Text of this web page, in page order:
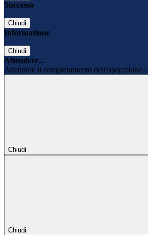
Successo
Chiudi
Informazione
Chiudi
Attendere...
Attendere il completamento dell'operazione...
Chiudi
Chiudi